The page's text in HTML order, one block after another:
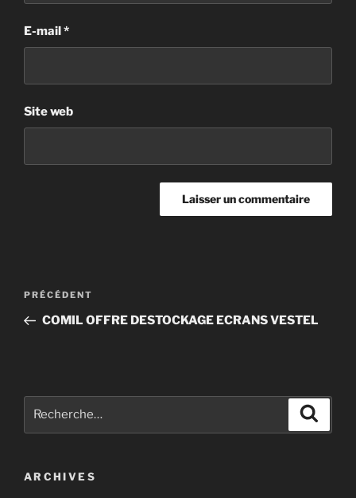
E-mail *
Site web
PRÉCÉDENT
COMIL OFFRE DESTOCKAGE ECRANS VESTEL
ARCHIVES